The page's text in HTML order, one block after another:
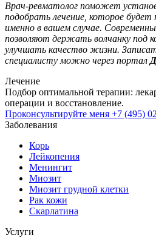
Врач-ревматолог поможет
подобрать лечение, которое
именно в вашем случае.
позволяют держать волчанку под
улучшать качество жизни.
специалисту можно через портал
Лечение
Подбор оптимальной терапии:
операции и восстановление.
Проконсультируйте меня +7 (495)
Заболевания
Корь
Лейкопения
Менингит
Миозит
Миозит грудной клетки
Рак кожи
Скарлатина
Услуги